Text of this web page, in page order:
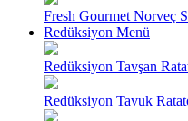
Fresh Gourmet Norveç
Redüksiyon Menü
Redüksiyon Tavşan
Redüksiyon Tavuk